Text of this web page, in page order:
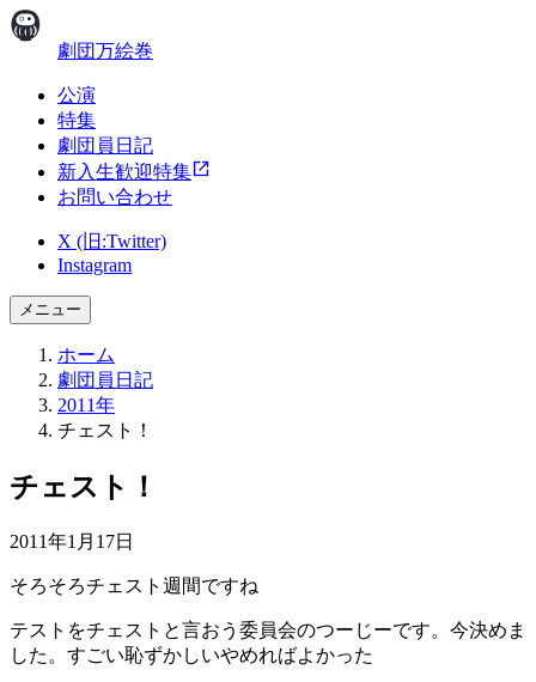
劇団万絵巻
公演
特集
劇団員日記
新入生歓迎特集
お問い合わせ
X (旧:Twitter)
Instagram
メニュー
ホーム
劇団員日記
2011年
チェスト！
チェスト！
2011年1月17日
そろそろチェスト週間ですね
テストをチェストと言おう委員会のつーじーです。今決めま
した。すごい恥ずかしいやめればよかった